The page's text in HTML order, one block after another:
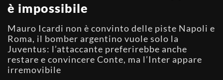
è impossibile
Mauro Icardi non è convinto delle piste Napoli e
Roma, il bomber argentino vuole solo la
Juventus: l’attaccante preferirebbe anche
restare e convincere Conte, ma l’Inter appare
irremovibile